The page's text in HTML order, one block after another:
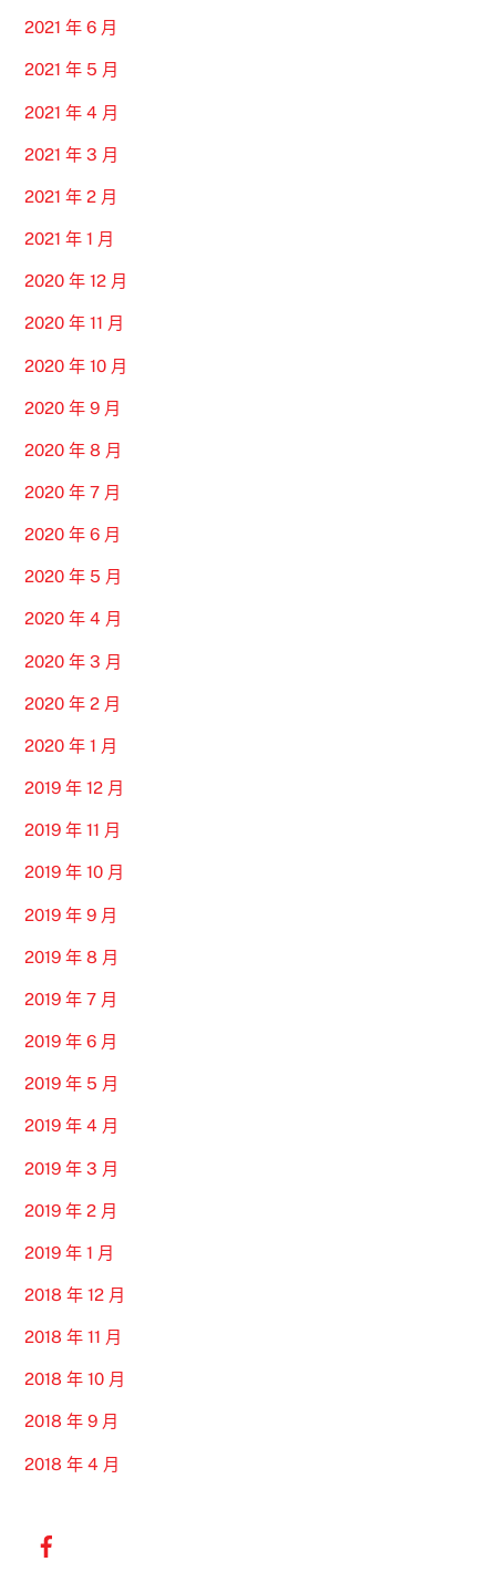
2021 年 6 月
2021 年 5 月
2021 年 4 月
2021 年 3 月
2021 年 2 月
2021 年 1 月
2020 年 12 月
2020 年 11 月
2020 年 10 月
2020 年 9 月
2020 年 8 月
2020 年 7 月
2020 年 6 月
2020 年 5 月
2020 年 4 月
2020 年 3 月
2020 年 2 月
2020 年 1 月
2019 年 12 月
2019 年 11 月
2019 年 10 月
2019 年 9 月
2019 年 8 月
2019 年 7 月
2019 年 6 月
2019 年 5 月
2019 年 4 月
2019 年 3 月
2019 年 2 月
2019 年 1 月
2018 年 12 月
2018 年 11 月
2018 年 10 月
2018 年 9 月
2018 年 4 月